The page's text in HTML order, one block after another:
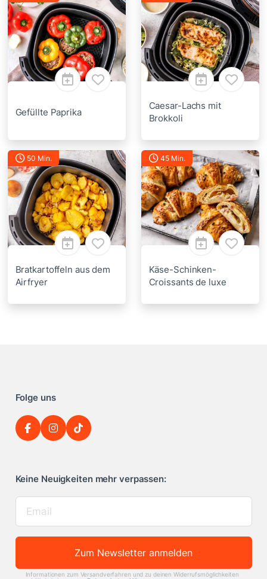
Gefüllte Paprika
Caesar-Lachs mit
Brokkoli
50 Min.
Bratkartoffeln aus dem
Airfryer
45 Min.
Käse-Schinken-
Croissants de luxe
Folge uns
Keine Neuigkeiten mehr verpassen:
Zum Newsletter anmelden
Informationen zum Versandverfahren und zu deinen Widerrufsmöglichkeiten